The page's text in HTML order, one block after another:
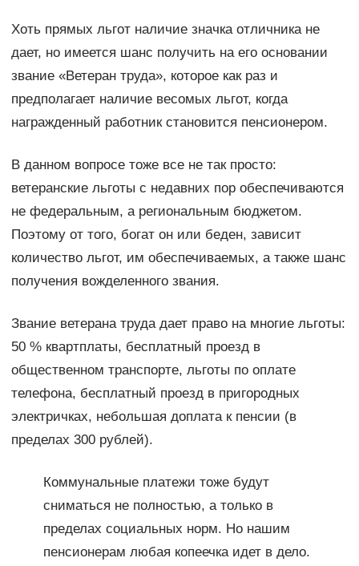
Хоть прямых льгот наличие значка отличника не
дает, но имеется шанс получить на его основании
звание «Ветеран труда», которое как раз и
предполагает наличие весомых льгот, когда
награжденный работник становится пенсионером.
В данном вопросе тоже все не так просто:
ветеранские льготы с недавних пор обеспечиваются
не федеральным, а региональным бюджетом.
Поэтому от того, богат он или беден, зависит
количество льгот, им обеспечиваемых, а также шанс
получения вожделенного звания.
Звание ветерана труда дает право на многие льготы:
50 % квартплаты, бесплатный проезд в
общественном транспорте, льготы по оплате
телефона, бесплатный проезд в пригородных
электричках, небольшая доплата к пенсии (в
пределах 300 рублей).
Коммунальные платежи тоже будут
сниматься не полностью, а только в
пределах социальных норм. Но нашим
пенсионерам любая копеечка идет в дело.